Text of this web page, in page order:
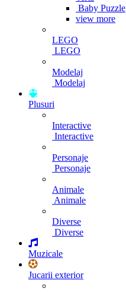
Baby Puzzle
view more
LEGO
LEGO
Modelaj
Modelaj
Plusuri
Interactive
Interactive
Personaje
Personaje
Animale
Animale
Diverse
Diverse
Muzicale
Jucarii exterior